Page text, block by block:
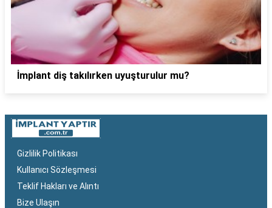
İmplant diş takılırken uyuşturulur mu?
Gizlilik Politikası
Kullanıcı Sözleşmesi
Teklif Hakları ve Alıntı
Bize Ulaşın